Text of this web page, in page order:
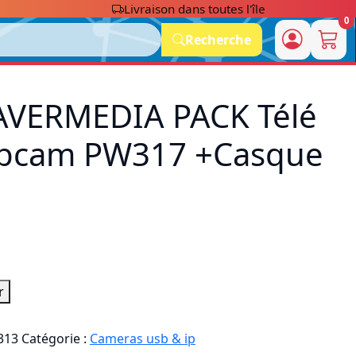
Livraison dans toutes l'île
Recherche
0
PACK Télé
PW317 +Casque
Catégorie : Cameras usb & ip